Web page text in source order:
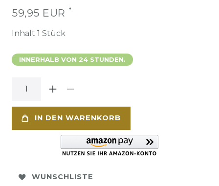
59,95 EUR *
Inhalt 1 Stück
INNERHALB VON 24 STUNDEN.
IN DEN WARENKORB
WUNSCHLISTE